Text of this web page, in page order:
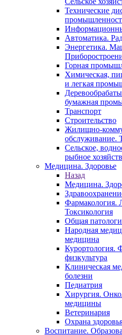
Технические
Автоматика.
Энергетика.
Горная
Химическая,
и легкая
бумажная
Транспорт
Строительство
Жилищно-
обслуживание.
Сельское,
рыбное
Медицина. Здоровье
Назад
Медицина.
Фармакология.
Токсикология
Общая
Народная
медицина
Курортология.
физкультура
Клиническая
болезни
Педиатрия
Хирургия.
медицины
Ветеринария
Охрана
Воспитание.